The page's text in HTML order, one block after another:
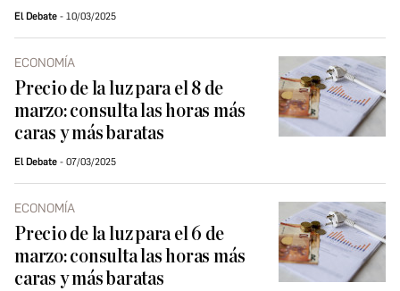
El Debate 10/03/2025
ECONOMÍA
Precio de la luz para el 8 de
marzo: consulta las horas más
caras y más baratas
El Debate 07/03/2025
ECONOMÍA
Precio de la luz para el 6 de
marzo: consulta las horas más
caras y más baratas